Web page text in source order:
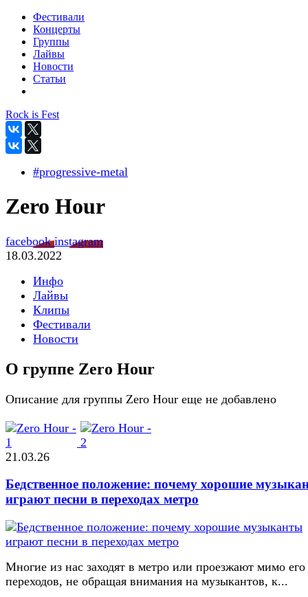
Фестивали
Концерты
Группы
Лайвы
Новости
Статьи
Rock is Fest
#progressive-metal
Zero Hour
facebookinstagram
18.03.2022
Инфо
Лайвы
Клипы
Фестивали
Новости
О группе Zero Hour
Описание для группы Zero Hour еще не добавлено
21.03.26
Бедственное положение: почему хорошие
играют песни в переходах метро
Многие из нас заходят в метро или проезжают мимо его
переходов, не обращая внимания на музыкантов, к...